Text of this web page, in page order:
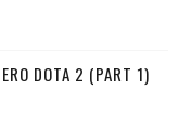
DOTA 2 (PART 1)